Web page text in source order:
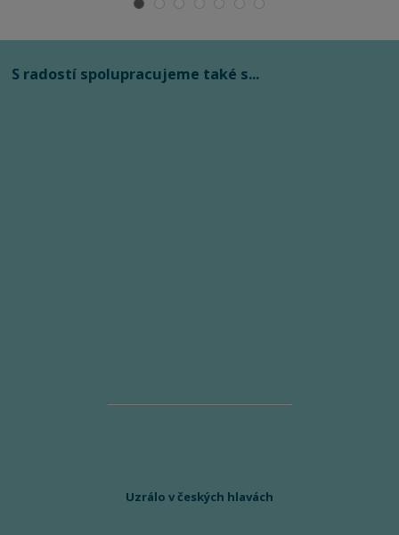
S radostí spolupracujeme také s...
Uzrálo v českých hlavách